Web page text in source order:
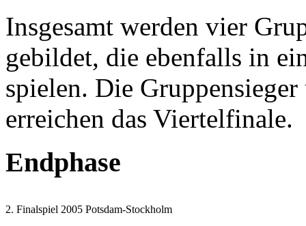
Insgesamt werden vier
gebildet, die ebenfalls in
spielen. Die
erreichen das Viertelfinale.
Endphase
2. Finalspiel 2005 Potsdam-Stockholm